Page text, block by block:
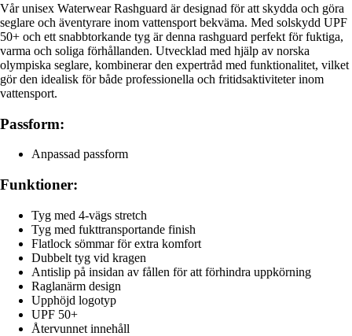
Vår unisex Waterwear Rashguard är designad för att skydda och göra
seglare och äventyrare inom vattensport bekväma. Med solskydd UPF
50+ och ett snabbtorkande tyg är denna rashguard perfekt för fuktiga,
varma och soliga förhållanden. Utvecklad med hjälp av norska
olympiska seglare, kombinerar den expertråd med funktionalitet, vilket
gör den idealisk för både professionella och fritidsaktiviteter inom
vattensport.
Passform:
Anpassad passform
Funktioner:
Tyg med 4-vägs stretch
Tyg med fukttransportande finish
Flatlock sömmar för extra komfort
Dubbelt tyg vid kragen
Antislip på insidan av fållen för att förhindra uppkörning
Raglanärm design
Upphöjd logotyp
UPF 50+
Återvunnet innehåll